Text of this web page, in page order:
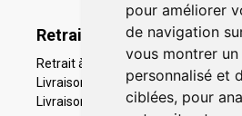
pour améliorer
de navigation
vous montrer
personnalisé et
ciblées, pour
Retrait - Livraison
Retrait à la pharmacie - Click &
Livraison en Point Relais
Livraison à domicile